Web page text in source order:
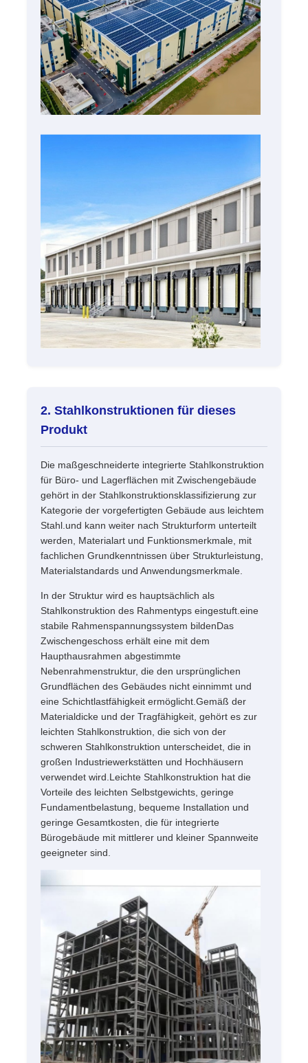
2. Stahlkonstruktionen für dieses
Produkt
Die maßgeschneiderte integrierte Stahlkonstruktion
für Büro- und Lagerflächen mit Zwischengebäude
gehört in der Stahlkonstruktionsklassifizierung zur
Kategorie der vorgefertigten Gebäude aus leichtem
Stahl.und kann weiter nach Strukturform unterteilt
werden, Materialart und Funktionsmerkmale, mit
fachlichen Grundkenntnissen über Strukturleistung,
Materialstandards und Anwendungsmerkmale.
In der Struktur wird es hauptsächlich als
Stahlkonstruktion des Rahmentyps eingestuft.eine
stabile Rahmenspannungssystem bildenDas
Zwischengeschoss erhält eine mit dem
Haupthausrahmen abgestimmte
Nebenrahmenstruktur, die den ursprünglichen
Grundflächen des Gebäudes nicht einnimmt und
eine Schichtlastfähigkeit ermöglicht.Gemäß der
Materialdicke und der Tragfähigkeit, gehört es zur
leichten Stahlkonstruktion, die sich von der
schweren Stahlkonstruktion unterscheidet, die in
großen Industriewerkstätten und Hochhäusern
verwendet wird.Leichte Stahlkonstruktion hat die
Vorteile des leichten Selbstgewichts, geringe
Fundamentbelastung, bequeme Installation und
geringe Gesamtkosten, die für integrierte
Bürogebäude mit mittlerer und kleiner Spannweite
geeigneter sind.